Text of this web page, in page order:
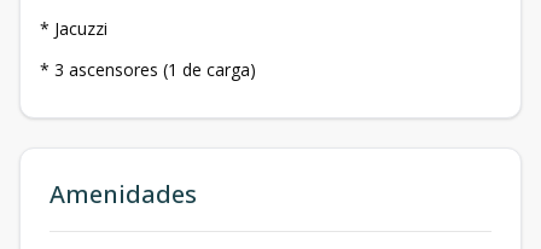
* Jacuzzi
* 3 ascensores (1 de carga)
Amenidades